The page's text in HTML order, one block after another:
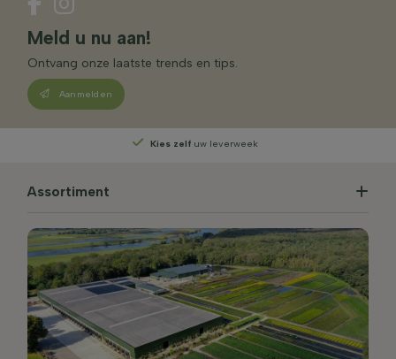
Meld u nu aan!
Ontvang onze laatste trends en tips.
Aanmelden
Kies zelf uw leverweek
Assortiment